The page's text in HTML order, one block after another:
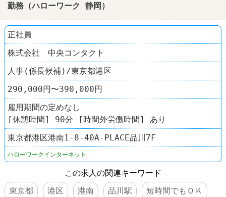
勤務（ハローワーク 静岡 ）
正社員
株式会社 中央コンタクト
人事(係長候補)/東京都港区
290,000円〜390,000円
雇用期間の定めなし
[休憩時間] 90分 [時間外労働時間] あり
東京都港区港南1-8-40A-PLACE品川7F
ハローワークインターネット
この求人の関連キーワード
東京都
港区 港南 品川駅 短時間でもＯＫ